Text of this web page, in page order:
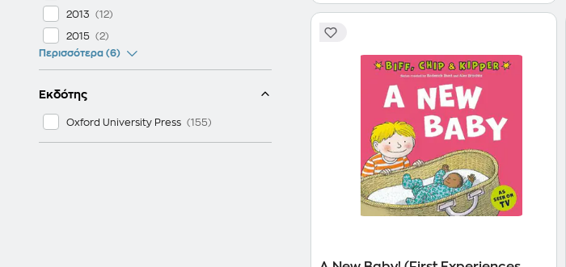
2013
2015
Περισσότερα (6)
Εκδότης
Oxford University Press